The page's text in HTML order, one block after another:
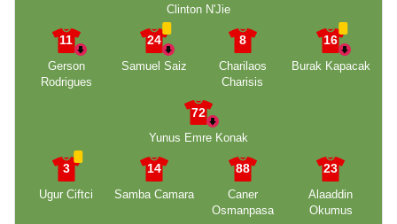
Clinton N'Jie
11
Gerson
Rodrigues
24
Samuel Saiz
8
Charilaos
Charisis
16
Burak Kapacak
72
Yunus Emre Konak
3
Ugur Ciftci
14
Samba Camara
88
Caner
Osmanpasa
23
Alaaddin
Okumus